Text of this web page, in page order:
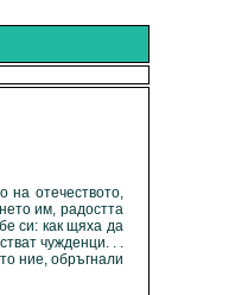
отечеството,
им, радостта
си: как щяха да
чужденци. . .
ние, обръгнали